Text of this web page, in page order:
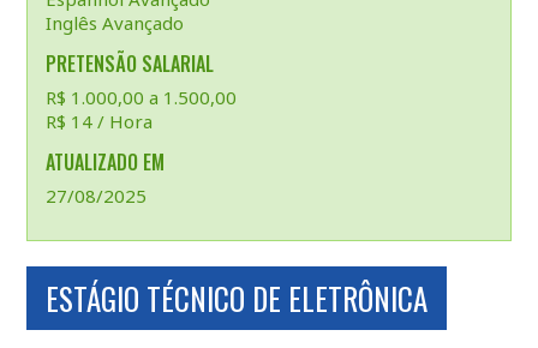
Inglês Avançado
PRETENSÃO SALARIAL
R$ 1.000,00 a 1.500,00
R$ 14 / Hora
ATUALIZADO EM
27/08/2025
ESTÁGIO TÉCNICO DE ELETRÔNICA